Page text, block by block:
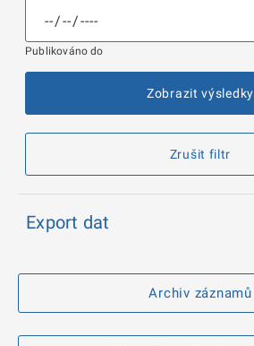
Publikováno do
Zobrazit výsledky
Zrušit filtr
Export dat
Archiv záznamů